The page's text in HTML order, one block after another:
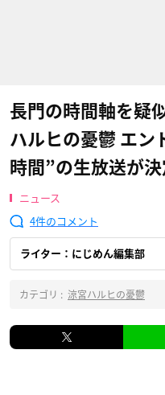
長門の時間軸を疑
ハルヒの憂鬱 エン
時間”の生放送が決
ニュース
4
ライター：にじめん編集部
カテゴリ : 涼宮ハルヒの憂鬱